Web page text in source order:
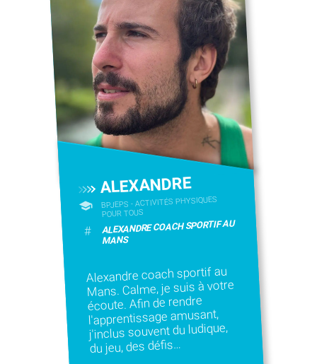
ALEXANDRE
BPJEPS - ACTIVITÉS PHYSIQUES
POUR TOUS
# ALEXANDRE COACH SPORTIF AU
MANS
Alexandre coach sportif au
Mans. Calme, je suis à votre
écoute. Afin de rendre
l'apprentissage amusant,
j'inclus souvent du ludique,
du jeu, des défis…